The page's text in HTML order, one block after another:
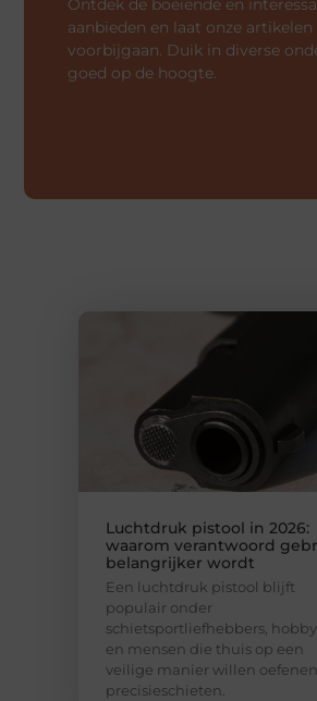
Ontdek de boeiende en
aanbieden en laat onze
voorbijgaan. Duik in diverse
goed op de hoogte.
Luchtdruk pistool in 2026:
waarom verantwoord
belangrijker wordt
Een luchtdruk pistool blijft
populair onder
schietsportliefhebbers,
en mensen die thuis op een
veilige manier willen
precisieschieten.